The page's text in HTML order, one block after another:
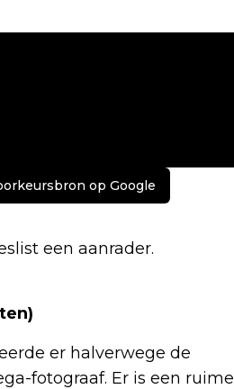
op Google
een aanrader.
er halverwege de
fotograaf. Er is een ruime